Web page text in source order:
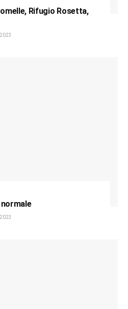
Rifugio Rosetta,